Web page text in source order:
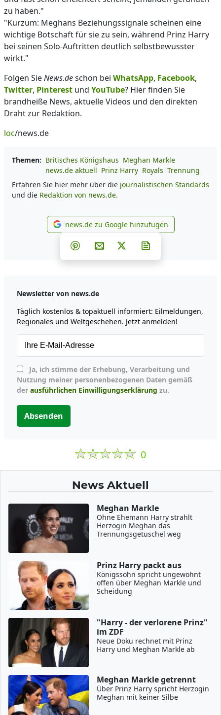
zu haben."
"Kurzum: Meghans Beziehungssignale scheinen eine
wichtige Botschaft für sie zu sein, während Prinz Harry
bei seinen Solo-Auftritten deutlich selbstbewusster
wirkt."
Folgen SieNews.deschon bei WhatsApp, Facebook,
Twitter, Pinterest und YouTube? Hier finden Sie
brandheiße News, aktuelle Videos und den direkten
Draht zur Redaktion.
loc/news.de
Themen: Britisches Königshaus Meghan Markle
news.de aktuell Prinz Harry Royals Trennung
Erfahren Sie hier mehr über die journalistischen Standards
und die Redaktion von news.de.
news.de zu Google
news.de zu Google hinzufügen
Teilen auf Facebook
Teilen auf Whatsapp
Teilen auf Telegram
Teilen auf Pinterest
Per E-Mail teilen
Post auf X
Newsletter von news.de
Täglich kostenlos & topaktuell informiert: Eilmeldungen,
Regionales und Weltgeschehen. Jetzt anmelden!
Nutzung meiner personenbezogenen Daten gemäß
der ausführlichen Einwilligungserklärung zu.
Absenden
0
News Aktuell
Meghan Markle
Ohne Ehemann Harry strahlt
Herzogin Meghan das
Trennungsgetuschel weg
Prinz Harry packt aus
Königssohn spricht ungewohnt
offen über Meghan Markle und
Scheidung
"Harry - der verlorene Prinz"
im ZDF
Neue Doku rechnet mit Prinz
Harry und Meghan Markle ab
Meghan Markle getrennt
Über Prinz Harry spricht Herzogin
Meghan mit keiner Silbe